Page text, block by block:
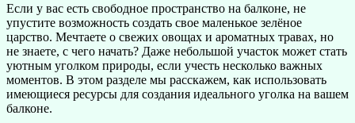
Если у вас есть свободное пространство на балконе, не
упустите возможность создать свое маленькое зелёное
царство. Мечтаете о свежих овощах и ароматных травах, но
не знаете, с чего начать? Даже небольшой участок может стать
уютным уголком природы, если учесть несколько важных
моментов. В этом разделе мы расскажем, как использовать
имеющиеся ресурсы для создания идеального уголка на вашем
балконе.